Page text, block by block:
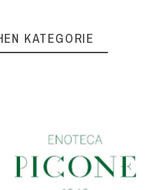
KATEGORIE